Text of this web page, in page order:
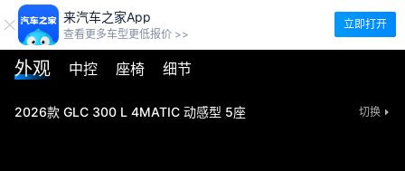
来汽车之家App
查看更多车型更低报价 >>
立即打开
外观 中控 座椅 细节
2026款 GLC 300 L 4MATIC 动感型 5座 切换